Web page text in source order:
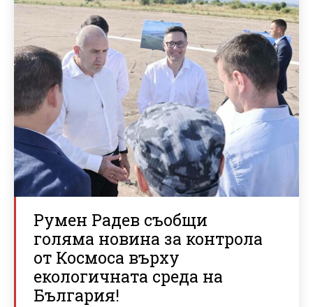
Румен Радев съобщи
голяма новина за контрола
от Космоса върху
екологичната среда на
България!